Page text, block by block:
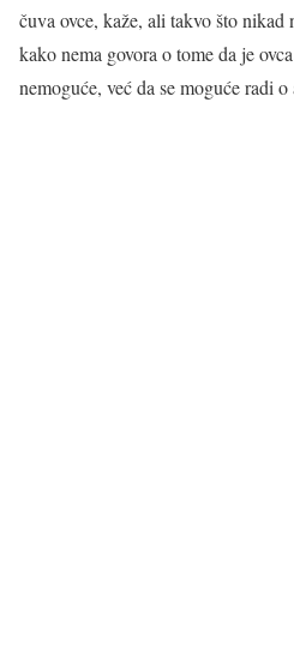
čuva ovce, kaže, ali takvo što
kako nema govora o tome da je
nemoguće, već da se moguće radi